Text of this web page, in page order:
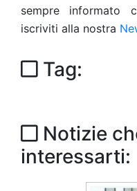
sempre
iscriviti alla nostra
Tag:
Notizie
interessarti: